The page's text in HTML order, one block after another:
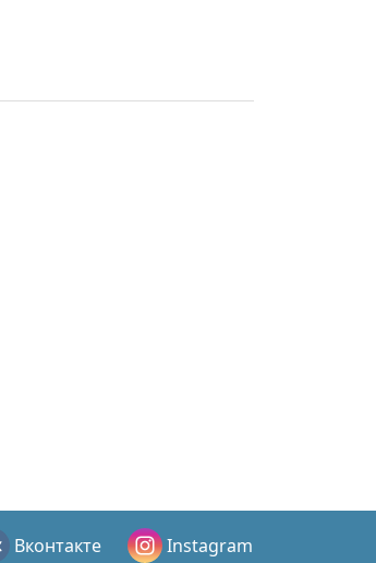
Вконтакте Instagram